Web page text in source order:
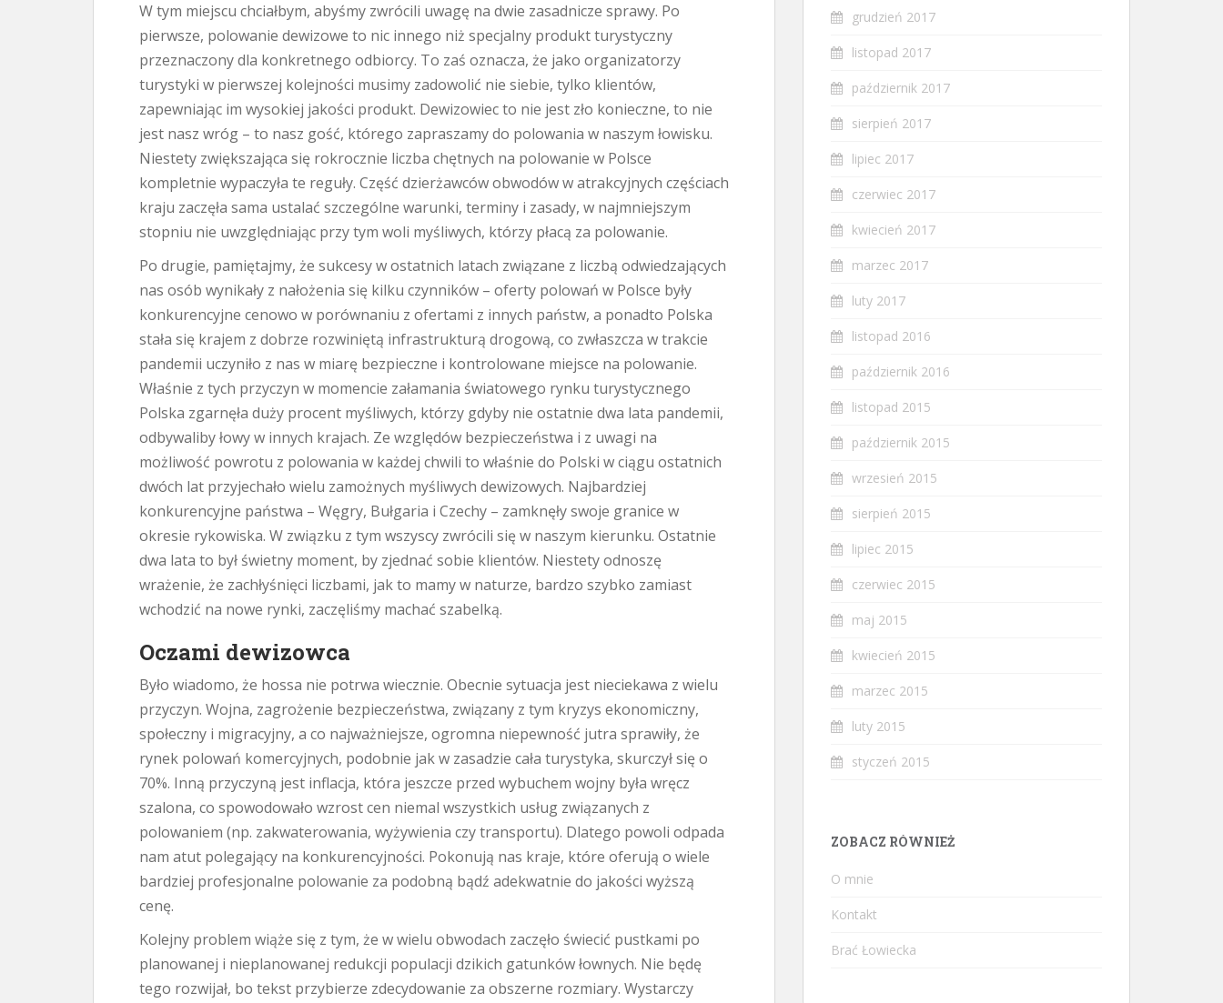
W tym miejscu chciałbym, abyśmy zwrócili uwagę na dwie zasadnicze sprawy. Po
pierwsze, polowanie dewizowe to nic innego niż specjalny produkt turystyczny
przeznaczony dla konkretnego odbiorcy. To zaś oznacza, że jako organizatorzy
turystyki w pierwszej kolejności musimy zadowolić nie siebie, tylko klientów,
zapewniając im wysokiej jakości produkt. Dewizowiec to nie jest zło konieczne, to nie
jest nasz wróg – to nasz gość, którego zapraszamy do polowania w naszym łowisku.
Niestety zwiększająca się rokrocznie liczba chętnych na polowanie w Polsce
kompletnie wypaczyła te reguły. Część dzierżawców obwodów w atrakcyjnych częściach
kraju zaczęła sama ustalać szczególne warunki, terminy i zasady, w najmniejszym
stopniu nie uwzględniając przy tym woli myśliwych, którzy płacą za polowanie.
Po drugie, pamiętajmy, że sukcesy w ostatnich latach związane z liczbą odwiedzających
nas osób wynikały z nałożenia się kilku czynników – oferty polowań w Polsce były
konkurencyjne cenowo w porównaniu z ofertami z innych państw, a ponadto Polska
stała się krajem z dobrze rozwiniętą infrastrukturą drogową, co zwłaszcza w trakcie
pandemii uczyniło z nas w miarę bezpieczne i kontrolowane miejsce na polowanie.
Właśnie z tych przyczyn w momencie załamania światowego rynku turystycznego
Polska zgarnęła duży procent myśliwych, którzy gdyby nie ostatnie dwa lata pandemii,
odbywaliby łowy w innych krajach. Ze względów bezpieczeństwa i z uwagi na
możliwość powrotu z polowania w każdej chwili to właśnie do Polski w ciągu ostatnich
dwóch lat przyjechało wielu zamożnych myśliwych dewizowych. Najbardziej
konkurencyjne państwa – Węgry, Bułgaria i Czechy – zamknęły swoje granice w
okresie rykowiska. W związku z tym wszyscy zwrócili się w naszym kierunku. Ostatnie
dwa lata to był świetny moment, by zjednać sobie klientów. Niestety odnoszę
wrażenie, że zachłyśnięci liczbami, jak to mamy w naturze, bardzo szybko zamiast
wchodzić na nowe rynki, zaczęliśmy machać szabelką.
Oczami dewizowca
Było wiadomo, że hossa nie potrwa wiecznie. Obecnie sytuacja jest nieciekawa z wielu
przyczyn. Wojna, zagrożenie bezpieczeństwa, związany z tym kryzys ekonomiczny,
społeczny i migracyjny, a co najważniejsze, ogromna niepewność jutra sprawiły, że
rynek polowań komercyjnych, podobnie jak w zasadzie cała turystyka, skurczył się o
70%. Inną przyczyną jest inflacja, która jeszcze przed wybuchem wojny była wręcz
szalona, co spowodowało wzrost cen niemal wszystkich usług związanych z
polowaniem (np. zakwaterowania, wyżywienia czy transportu). Dlatego powoli odpada
nam atut polegający na konkurencyjności. Pokonują nas kraje, które oferują o wiele
bardziej profesjonalne polowanie za podobną bądź adekwatnie do jakości wyższą
cenę.
Kolejny problem wiąże się z tym, że w wielu obwodach zaczęło świecić pustkami po
planowanej i nieplanowanej redukcji populacji dzikich gatunków łownych. Nie będę
tego rozwijał, bo tekst przybierze zdecydowanie za obszerne rozmiary. Wystarczy
grudzień 2017
listopad 2017
październik 2017
sierpień 2017
lipiec 2017
czerwiec 2017
kwiecień 2017
marzec 2017
luty 2017
listopad 2016
październik 2016
listopad 2015
październik 2015
wrzesień 2015
sierpień 2015
lipiec 2015
czerwiec 2015
maj 2015
kwiecień 2015
marzec 2015
luty 2015
styczeń 2015
ZOBACZ RÓWNIEŻ
O mnie
Kontakt
Brać Łowiecka